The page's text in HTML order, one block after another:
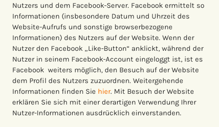
Nutzers und dem Facebook-Server. Facebook ermittelt so
Informationen (insbesondere Datum und Uhrzeit des
Website-Aufrufs und sonstige browserbezogene
Informationen) des Nutzers auf der Website. Wenn der
Nutzer den Facebook „Like-Button“ anklickt, während der
Nutzer in seinem Facebook-Account eingeloggt ist, ist es
Facebook weiters möglich, den Besuch auf der Website
dem Profil des Nutzers zuzuordnen. Weitergehende
Informationen finden Sie hier. Mit Besuch der Website
erklären Sie sich mit einer derartigen Verwendung Ihrer
Nutzer-Informationen ausdrücklich einverstanden.